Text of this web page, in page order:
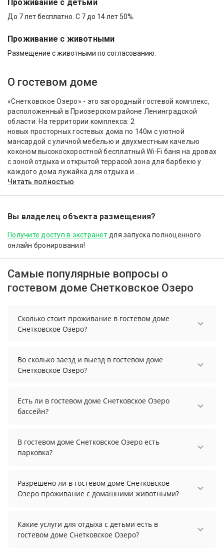
Проживание с детьми
До 7 лет бесплатно. С 7 до 14 лет 50%.
Проживание с животными
Размещение с животными по согласованию.
О гостевом доме
«Снетковское Озеро» - это загородный гостевой комплекс,
расположенный в Приозерском районе Ленинградской
области. На территории комплекса: 2
новых просторных гостевых дома по 140м с уютной
мансардой с уличной мебелью и двухместным качелью
коконом высокоскоростной бесплатный Wi-Fi баня на дровах
с зоной отдыха и открытой террасой зона для барбекю у
каждого дома лужайка для отдыха и...
Читать полностью
Вы владелец объекта размещения?
Получите доступ в экстранетдля запуска полноценного
онлайн бронирования!
Самые популярные вопросы о
гостевом доме Снетковское Озеро
Сколько стоит проживание в гостевом доме
Снетковское Озеро?
в гостевом доме Снетковское Озеро, выберите
нужные даты и количество гостей.
Во сколько заезд и выезд в гостевом доме
Снетковское Озеро?
осуществить до 11:00.
Есть ли в гостевом доме Снетковское Озеро
бассейн?
бассейна.
В гостевом доме Снетковское Озеро есть
парковка?
парковка, уточните информацию перед
бронированием у менеджера, возможно, услуга
оплачивается отдельно.
Разрешено ли в гостевом доме Снетковское
Озеро проживание с домашними животными?
разрешено. Однако, это может оплачиваться
дополнительно.
Какие услуги для отдыха с детьми есть в
гостевом доме Снетковское Озеро?